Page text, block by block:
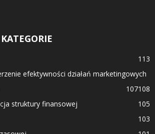
113
efektywności działań marketingowych
108
107
struktury finansowej
105
103